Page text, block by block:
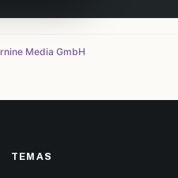
Media GmbH
TEMAS